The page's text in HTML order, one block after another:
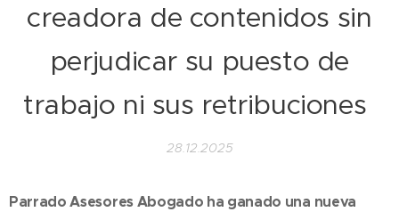
creadora de contenidos sin
perjudicar su puesto de
trabajo ni sus retribuciones
28.12.2025
Parrado Asesores Abogado ha ganado una nueva